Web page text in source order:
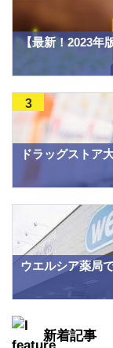
【最新！2023年
ドラッグストア
3
ウエルシア薬局
新着記事